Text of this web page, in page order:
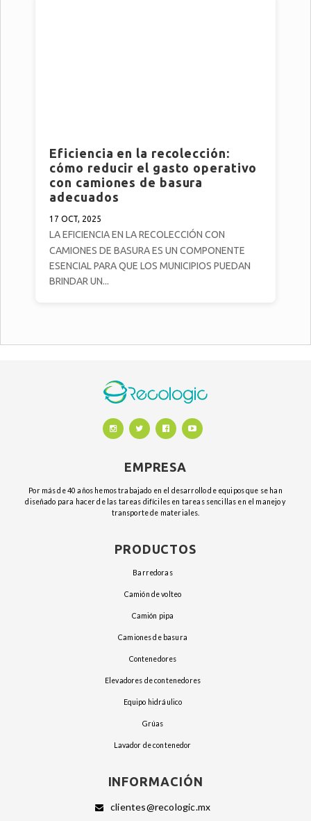
Eficiencia en la recolección:
cómo reducir el gasto operativo
con camiones de basura
adecuados
17 OCT, 2025
LA EFICIENCIA EN LA RECOLECCIÓN CON
CAMIONES DE BASURA ES UN COMPONENTE
ESENCIAL PARA QUE LOS MUNICIPIOS PUEDAN
BRINDAR UN...
EMPRESA
Por más de 40 años hemos trabajado en el desarrollo de equipos que se han
diseñado para hacer de las tareas difíciles en tareas sencillas en el manejo y
transporte de materiales.
PRODUCTOS
barredoras
camión de volteo
camión pipa
camiones de basura
contenedores
elevadores de contenedores
equipo hidráulico
grúas
lavador de contenedor
INFORMACIÓN
clientes@recologic.mx